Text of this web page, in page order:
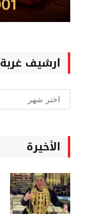
ارشيف غربة
ارشيف
غربة
الأخيرة